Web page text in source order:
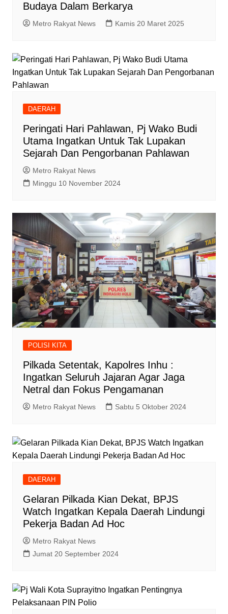
Budaya Dalam Berkarya
Metro Rakyat News Kamis 20 Maret 2025
DAERAH
Peringati Hari Pahlawan, Pj Wako Budi
Utama Ingatkan Untuk Tak Lupakan
Sejarah Dan Pengorbanan Pahlawan
Metro Rakyat News
Minggu 10 November 2024
POLISI KITA
Pilkada Setentak, Kapolres Inhu :
Ingatkan Seluruh Jajaran Agar Jaga
Netral dan Fokus Pengamanan
Metro Rakyat News Sabtu 5 Oktober 2024
DAERAH
Gelaran Pilkada Kian Dekat, BPJS
Watch Ingatkan Kepala Daerah Lindungi
Pekerja Badan Ad Hoc
Metro Rakyat News
Jumat 20 September 2024